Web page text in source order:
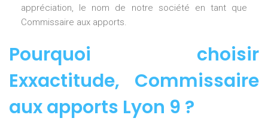
appréciation, le nom de notre société en tant que
Commissaire aux apports.
Pourquoi choisir
Exxactitude, Commissaire
aux apports Lyon 9 ?